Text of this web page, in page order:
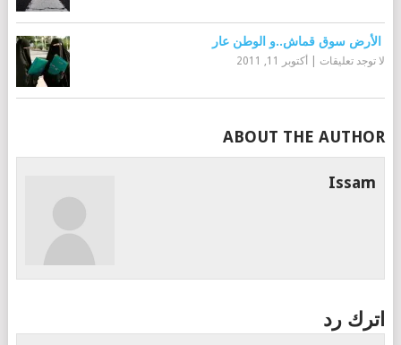
الأرض سوق قماش..و الوطن عار
لا توجد تعليقات أكتوبر 11, 2011
ABOUT THE AUTHOR
Issam
اترك رد